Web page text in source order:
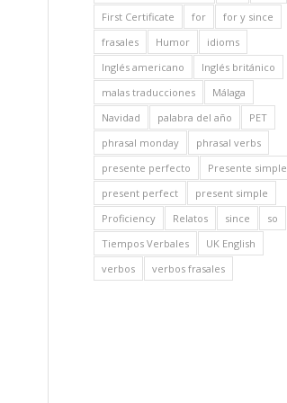
First Certificate
for
for y since
frasales
Humor
idioms
Inglés americano
Inglés británico
malas traducciones
Málaga
Navidad
palabra del año
PET
phrasal monday
phrasal verbs
presente perfecto
Presente simple
present perfect
present simple
Proficiency
Relatos since
so
Tiempos Verbales
UK English
verbos
verbos frasales